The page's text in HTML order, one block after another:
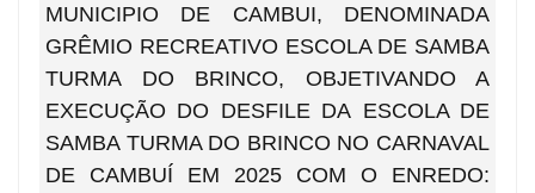
MUNICIPIO DE CAMBUI, DENOMINADA
GRÊMIO RECREATIVO ESCOLA DE SAMBA
TURMA DO BRINCO, OBJETIVANDO A
EXECUÇÃO DO DESFILE DA ESCOLA DE
SAMBA TURMA DO BRINCO NO CARNAVAL
DE CAMBUÍ EM 2025 COM O ENREDO: